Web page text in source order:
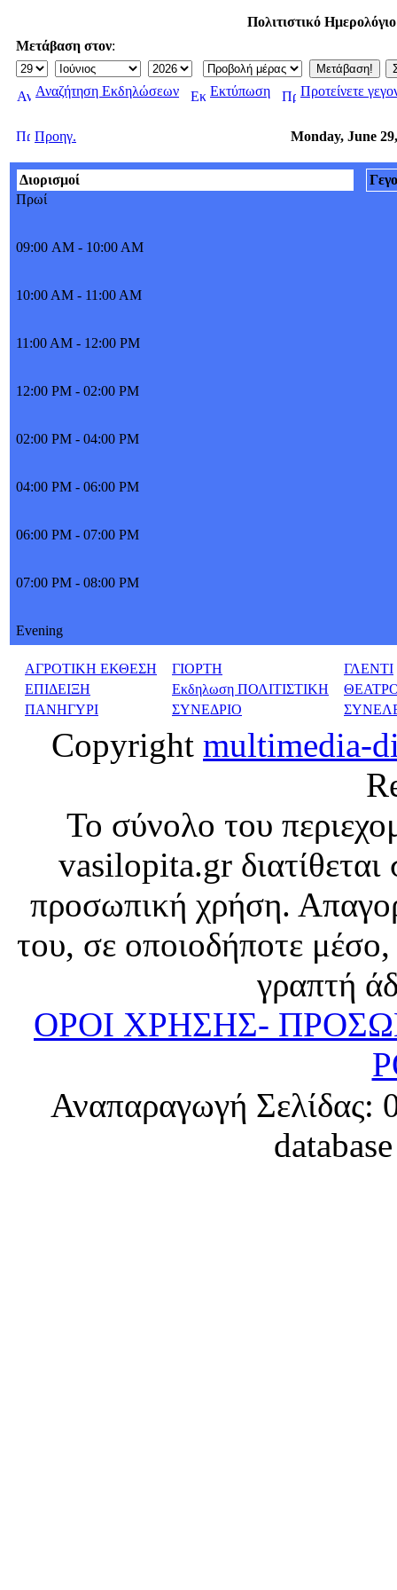
Πολιτιστικό
Μετάβαση στον:
Αναζήτηση Εκδηλώσεων Εκτύπωση Προτείνετε
Προηγ. Monday, June
Διορισμοί
Πρωί
09:00 AM - 10:00 AM
10:00 AM - 11:00 AM
11:00 AM - 12:00 PM
12:00 PM - 02:00 PM
02:00 PM - 04:00 PM
04:00 PM - 06:00 PM
06:00 PM - 07:00 PM
07:00 PM - 08:00 PM
Evening
ΑΓΡΟΤΙΚΗ ΕΚΘΕΣΗ ΓΙΟΡΤΗ
ΓΛΕΝΤΙ
ΕΠΙΔΕΙΞΗ
Εκδηλωση ΠΟΛΙΤΙΣΤΙΚΗ
ΠΑΝΗΓΥΡΙ
ΣΥΝΕΔΡΙΟ
Copyright multimedia-
Το σύνολο του
vasilopita.gr διατίθεται
προσωπική χρήση.
του, σε οποιοδήποτε
γραπτή
ΟΡΟΙ ΧΡΗΣΗΣ-
Αναπαραγωγή Σελίδας: